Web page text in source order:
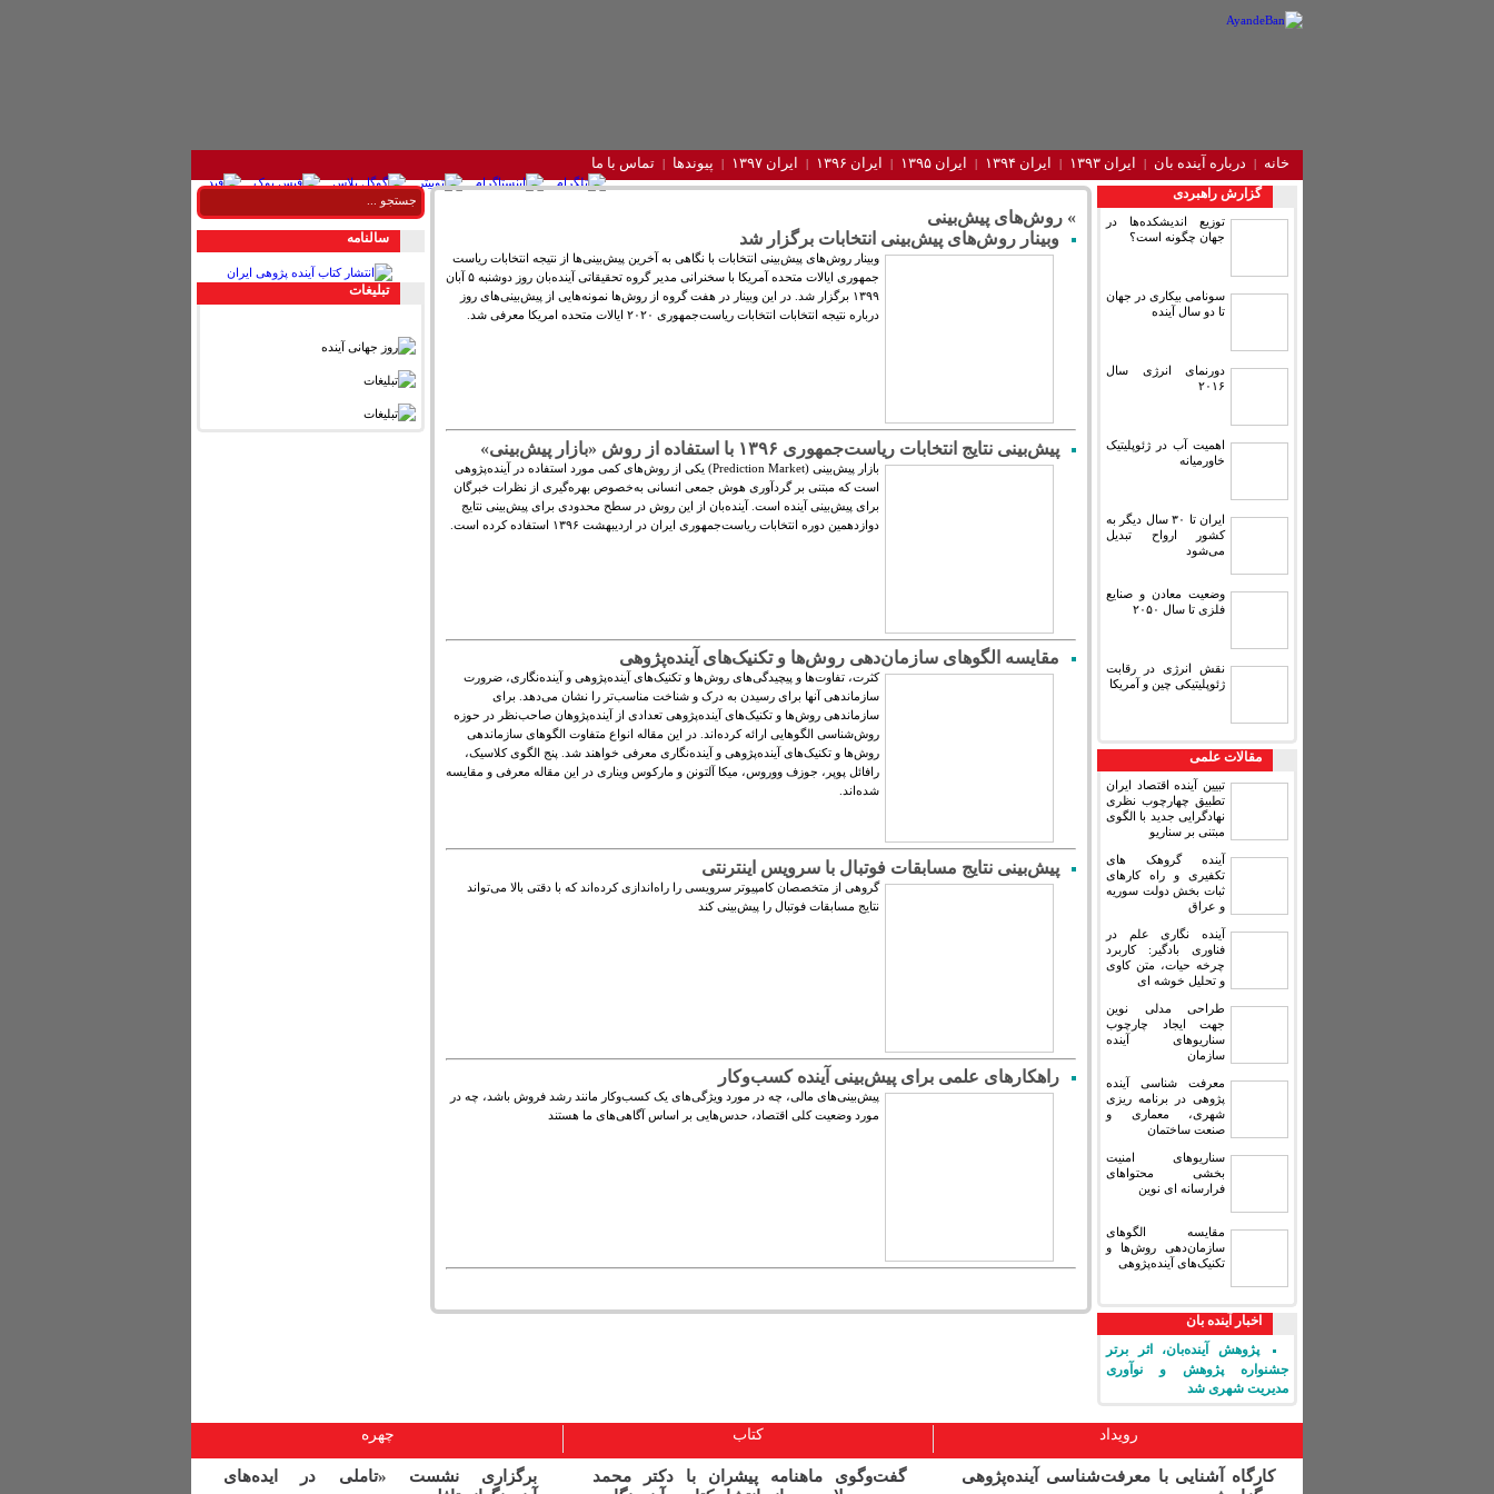
خانه درباره آینده‌ بان ایران ۱۳۹۳ ایران ۱۳۹۴ ایران ۱۳۹۵ ایران ۱۳۹۶ ایران ۱۳۹۷ پیوندها تماس با ما
گزارش راهبردی
توزیع اندیشکده‌ها در
جهان چگونه است؟
سونامی بیکاری در جهان
تا دو سال آینده
دورنمای انرژی سال
۲۰۱۶
اهمیت آب در ژئوپلیتیک
خاورمیانه
ایران تا ۳۰ سال دیگر به
کشور ارواح تبدیل
می‌شود
وضعیت معادن و صنایع
فلزی تا سال ۲۰۵۰
نقش انرژی در رقابت
ژئوپلیتیکی چین و آمریکا
مقالات علمی
تبیین آینده اقتصاد ایران
تطبیق چهارچوب نظری
نهادگرایی جدید با الگوی
مبتنی بر سناریو
آینده گروهک های
تکفیری و راه کارهای
ثبات بخش دولت سوریه
و عراق
آینده نگاری علم در
فناوری بادگیر: کاربرد
چرخه حیات، متن کاوی
و تحلیل خوشه ای
طراحی مدلی نوین
جهت ایجاد چارچوب
سناریوهای آینده
سازمان
معرفت شناسی آینده
پژوهی در برنامه ریزی
شهری، معماری و
صنعت ساختمان
سناریوهای امنیت
بخشی محتواهای
فرارسانه ای نوین
مقایسه‏ الگوهای
سازمان‌دهی روش‌ها و
تکنیک‌های آینده‌پژوهی
اخبار آینده بان
پژوهش آینده‌بان، اثر برتر
جشنواره پژوهش و نوآوری
مدیریت شهری شد
» روش‌های پیش‌بینی
وبینار روش‌های پیش‌بینی انتخابات برگزار ‌شد
وبینار روش‌های پیش‌بینی انتخابات با نگاهی به آخرین پیش‌بینی‌ها از نتیجه انتخابات ریاست
جمهوری ایالات متحده آمریکا با سخنرانی مدیر گروه تحقیقاتی آینده‌بان روز دوشنبه ۵ آبان
۱۳۹۹ برگزار شد. در این وبینار در هفت گروه از روش‌ها نمونه‌هایی از پیش‌بینی‌های روز
درباره نتیجه انتخابات انتخابات ریاست‌جمهوری ۲۰۲۰ ایالات متحده امریکا معرفی شد.
پیش‌بینی نتایج انتخابات ریاست‌جمهوری ۱۳۹۶ با استفاده از روش «بازار پیش‌بینی»
بازار پیش‌بینی (Prediction Market) یکی از روش‌های کمی مورد استفاده در آینده‌پژوهی
است که مبتنی بر گردآوری هوش جمعی انسانی به‌خصوص بهره‌گیری از نظرات خبرگان
برای پیش‌بینی آینده است. آینده‌بان از این روش در سطح محدودی برای پیش‌بینی نتایج
دوازدهمین دوره انتخابات ریاست‌جمهوری ایران در اردیبهشت ۱۳۹۶ استفاده کرده است.
مقایسه‏ الگوهای سازمان‌دهی روش‌ها و تکنیک‌های آینده‌پژوهی
کثرت، تفاوت‌ها و پیچیدگی‌های روش‌ها و تکنیک‌های آیند‌ه‌پژوهی و آینده‌نگاری، ضرورت
سازماندهی آنها برای رسیدن به درک و شناخت مناسب‌تر را نشان می‌دهد. برای
سازماندهی روش‌ها و تکنیک‌های آینده‌پژوهی تعدادی از آینده‌پژوهان صاحب‌نظر در حوزه
روش‌شناسی الگوهایی ارائه کرده‌اند. در این مقاله انواع متفاوت الگوهای سازماندهی
روش‌ها و تکنیک‌های آینده‌پژوهی و آینده‌نگاری معرفی خواهند شد. پنج الگوی کلاسیک،
رافائل پوپر، جوزف ووروس، میکا آلتونن و مارکوس ویناری در این مقاله معرفی و مقایسه
شده‌‏‏اند.
پیش‌بینی نتایج مسابقات فوتبال با سرویس اینترنتی
گروهی از متخصصان کامپیوتر سرویسی را راه‌اندازی کرده‌اند که با دقتی بالا می‌تواند
نتایج مسابقات فوتبال را پیش‌بینی کند
راهکارهای علمی برای پیش­‌بینی آینده کسب­‌وکار
پیش‌­بینی­‌های مالی، چه در مورد ویژگی­‌های یک کسب­‌وکار مانند رشد فروش باشد، چه در
مورد وضعیت کلی اقتصاد، حدس­‌هایی بر اساس آگاهی­‌های ما هستند
سالنامه
تبليغات
رویداد کتاب چهره
کارگاه آشنایی با معرفت‌شناسی آینده‌پژوهی
گفت‌وگوی ماهنامه پیشران با دکتر محمد
برگزاری نشست «تاملی در ایده‌های